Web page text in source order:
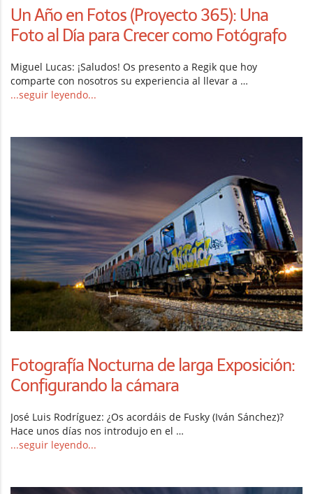
Un Año en Fotos (Proyecto 365): Una
Foto al Día para Crecer como Fotógrafo
Miguel Lucas: ¡Saludos! Os presento a Regik que hoy
comparte con nosotros su experiencia al llevar a …
...seguir leyendo...
Fotografía Nocturna de larga Exposición:
Configurando la cámara
José Luis Rodríguez: ¿Os acordáis de Fusky (Iván Sánchez)?
Hace unos días nos introdujo en el …
...seguir leyendo...